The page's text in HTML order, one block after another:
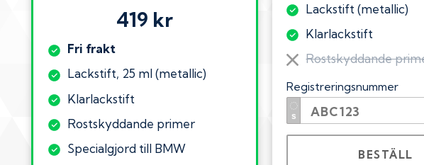
419 kr
Fri frakt
Lackstift, 25 ml (metallic)
Klarlackstift
Rostskyddande primer
Specialgjord till BMW
Lackstift (metallic)
Klarlackstift
Rostskyddande
Registreringsnummer
BESTÄLL